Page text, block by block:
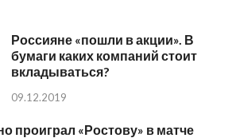
Россияне «пошли в акции». В
бумаги каких компаний стоит
вкладываться?
09.12.2019
проиграл «Ростову» в матче